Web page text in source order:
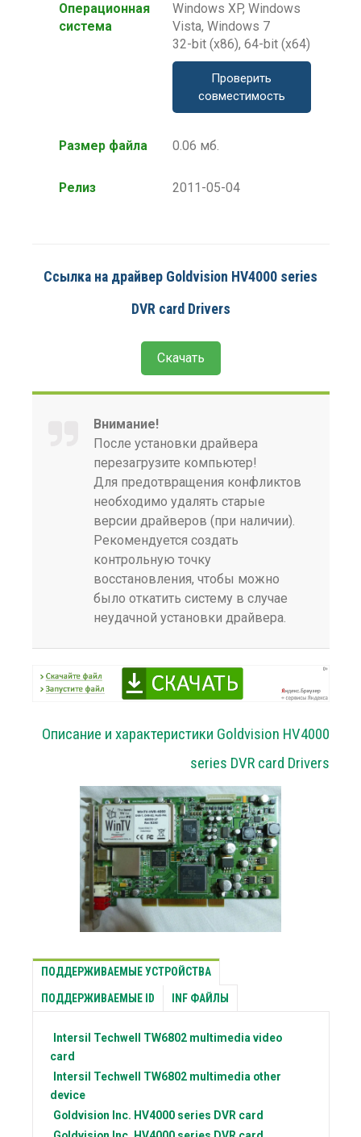
Операционная
система
Windows XP, Windows
Vista, Windows 7
32-bit (x86), 64-bit (x64)
Проверить
совместимость
Размер файла 0.06 мб.
Релиз 2011-05-04
Ссылка на драйвер Goldvision HV4000 series
DVR card Drivers
Скачать
Внимание!
После установки драйвера
перезагрузите компьютер!
Для предотвращения конфликтов
необходимо удалять старые
версии драйверов (при наличии).
Рекомендуется создать
контрольную точку
восстановления, чтобы можно
было откатить систему в случае
неудачной установки драйвера.
Описание и характеристики Goldvision HV4000
series DVR card Drivers
ПОДДЕРЖИВАЕМЫЕ УСТРОЙСТВА
ПОДДЕРЖИВАЕМЫЕ ID INF ФАЙЛЫ
Intersil Techwell TW6802 multimedia video
card
Intersil Techwell TW6802 multimedia other
device
Goldvision Inc. HV4000 series DVR card